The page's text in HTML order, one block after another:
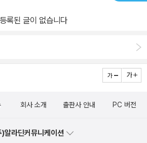
집니다. 아이는 그깟 책이 뭐가 대수로운지
은 책’이 떠올랐고, 싸움물결이 사라진 땅
는가 하는 대목을 깨달았다고 해요. 모든 책
지요.ㅅㄴㄹ#TheTreasureBox #Margaret
’이 아닌 ‘말꽃(사전)’을.※ 글쓴이숲노래
등록된 글이 없습니다
회사 소개 출판사 안내 PC 버전
)알라딘커뮤니케이션